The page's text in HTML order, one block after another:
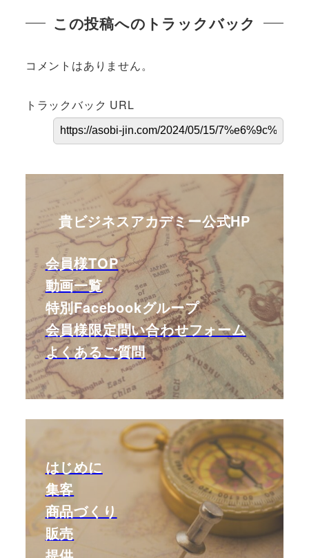
この投稿へのトラックバック
コメントはありません。
トラックバック URL
貴ビジネスアカデミー公式HP
会員様TOP
動画一覧
特別Facebookグループ
会員様限定問い合わせフォーム
よくあるご質問
はじめに
集客
商品づくり
販売